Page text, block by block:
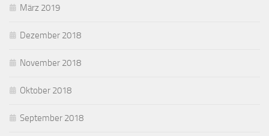
März 2019
Dezember 2018
November 2018
Oktober 2018
September 2018